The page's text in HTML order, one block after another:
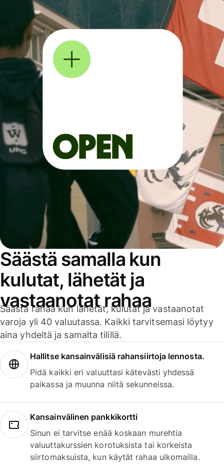
Säästä samalla kun
kulutat, lähetät ja
vastaanotat rahaa
Säästä rahaa kun lähetät, kulutat ja vastaanotat
varoja yli 40 valuutassa. Kaikki tarvitsemasi löytyy
aina yhdeltä ja samalta tilillä.
Hallitse kansainvälisiä rahansiirtoja lennosta.
Pidä kaikki eri valuuttasi kätevästi yhdessä
paikassa ja muunna niitä sekunneissa.
Kansainvälinen pankkikortti
Sinun ei tarvitse enää koskaan murehtia
valuuttakurssien korotuksista tai korkeista
siirtomaksuista, kun käytät rahaa ulkomailla.